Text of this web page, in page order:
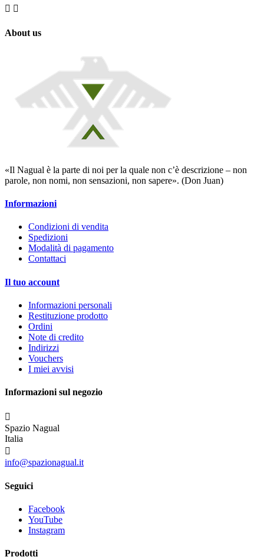
 
About us
«Il Nagual è la parte di noi per la quale non c’è descrizione – non
parole, non nomi, non sensazioni, non sapere». (Don Juan)
Informazioni
Condizioni di vendita
Spedizioni
Modalità di pagamento
Contattaci
Il tuo account
Informazioni personali
Restituzione prodotto
Ordini
Note di credito
Indirizzi
Vouchers
I miei avvisi
Informazioni sul negozio

Spazio Nagual
Italia

info@spazionagual.it
Seguici
Facebook
YouTube
Instagram
Prodotti